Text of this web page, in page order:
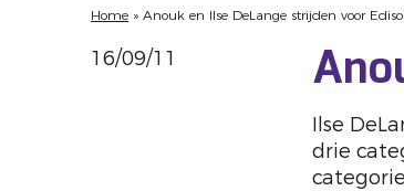
Home » Anouk en Ilse DeLange strijden voor
16/09/11
Ilse
drie